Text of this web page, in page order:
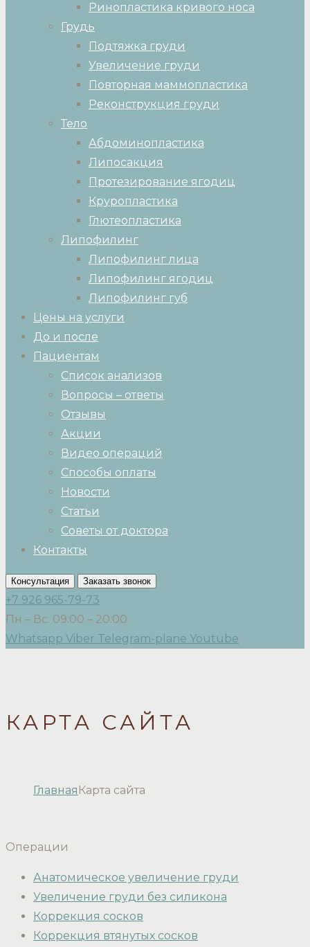
Ринопластика кривого носа
Грудь
Подтяжка груди
Увеличение груди
Повторная маммопластика
Реконструкция груди
Тело
Абдоминопластика
Липосакция
Протезирование ягодиц
Круропластика
Глютеопластика
Липофилинг
Липофилинг лица
Липофилинг ягодиц
Липофилинг губ
Цены на услуги
До и после
Пациентам
Список анализов
Вопросы – ответы
Отзывы
Акции
Видео операций
Способы оплаты
Новости
Статьи
Советы от доктора
Контакты
Консультация Заказать звонок
+7 926 965-79-73
Пн – Вс: 09:00 – 20:00
Whatsapp Viber Telegram-plane Youtube
КАРТА САЙТА
Главная Карта сайта
Операции
Анатомическое увеличение груди
Увеличение груди без силикона
Коррекция сосков
Коррекция втянутых сосков